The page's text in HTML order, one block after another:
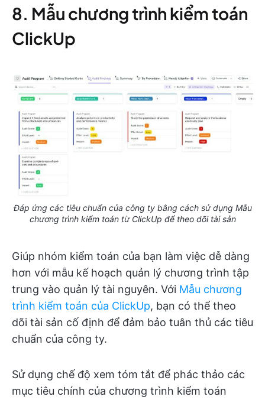
8. Mẫu chương trình kiểm toán
ClickUp
Đáp ứng các tiêu chuẩn của công ty bằng cách sử dụng Mẫu
chương trình kiểm toán từ ClickUp để theo dõi tài sản
Giúp nhóm kiểm toán của bạn làm việc dễ dàng
hơn với mẫu kế hoạch quản lý chương trình tập
trung vào quản lý tài nguyên. Với Mẫu chương
trình kiểm toán của ClickUp, bạn có thể theo
dõi tài sản cố định để đảm bảo tuân thủ các tiêu
chuẩn của công ty.
Sử dụng chế độ xem tóm tắt để phác thảo các
mục tiêu chính của chương trình kiểm toán